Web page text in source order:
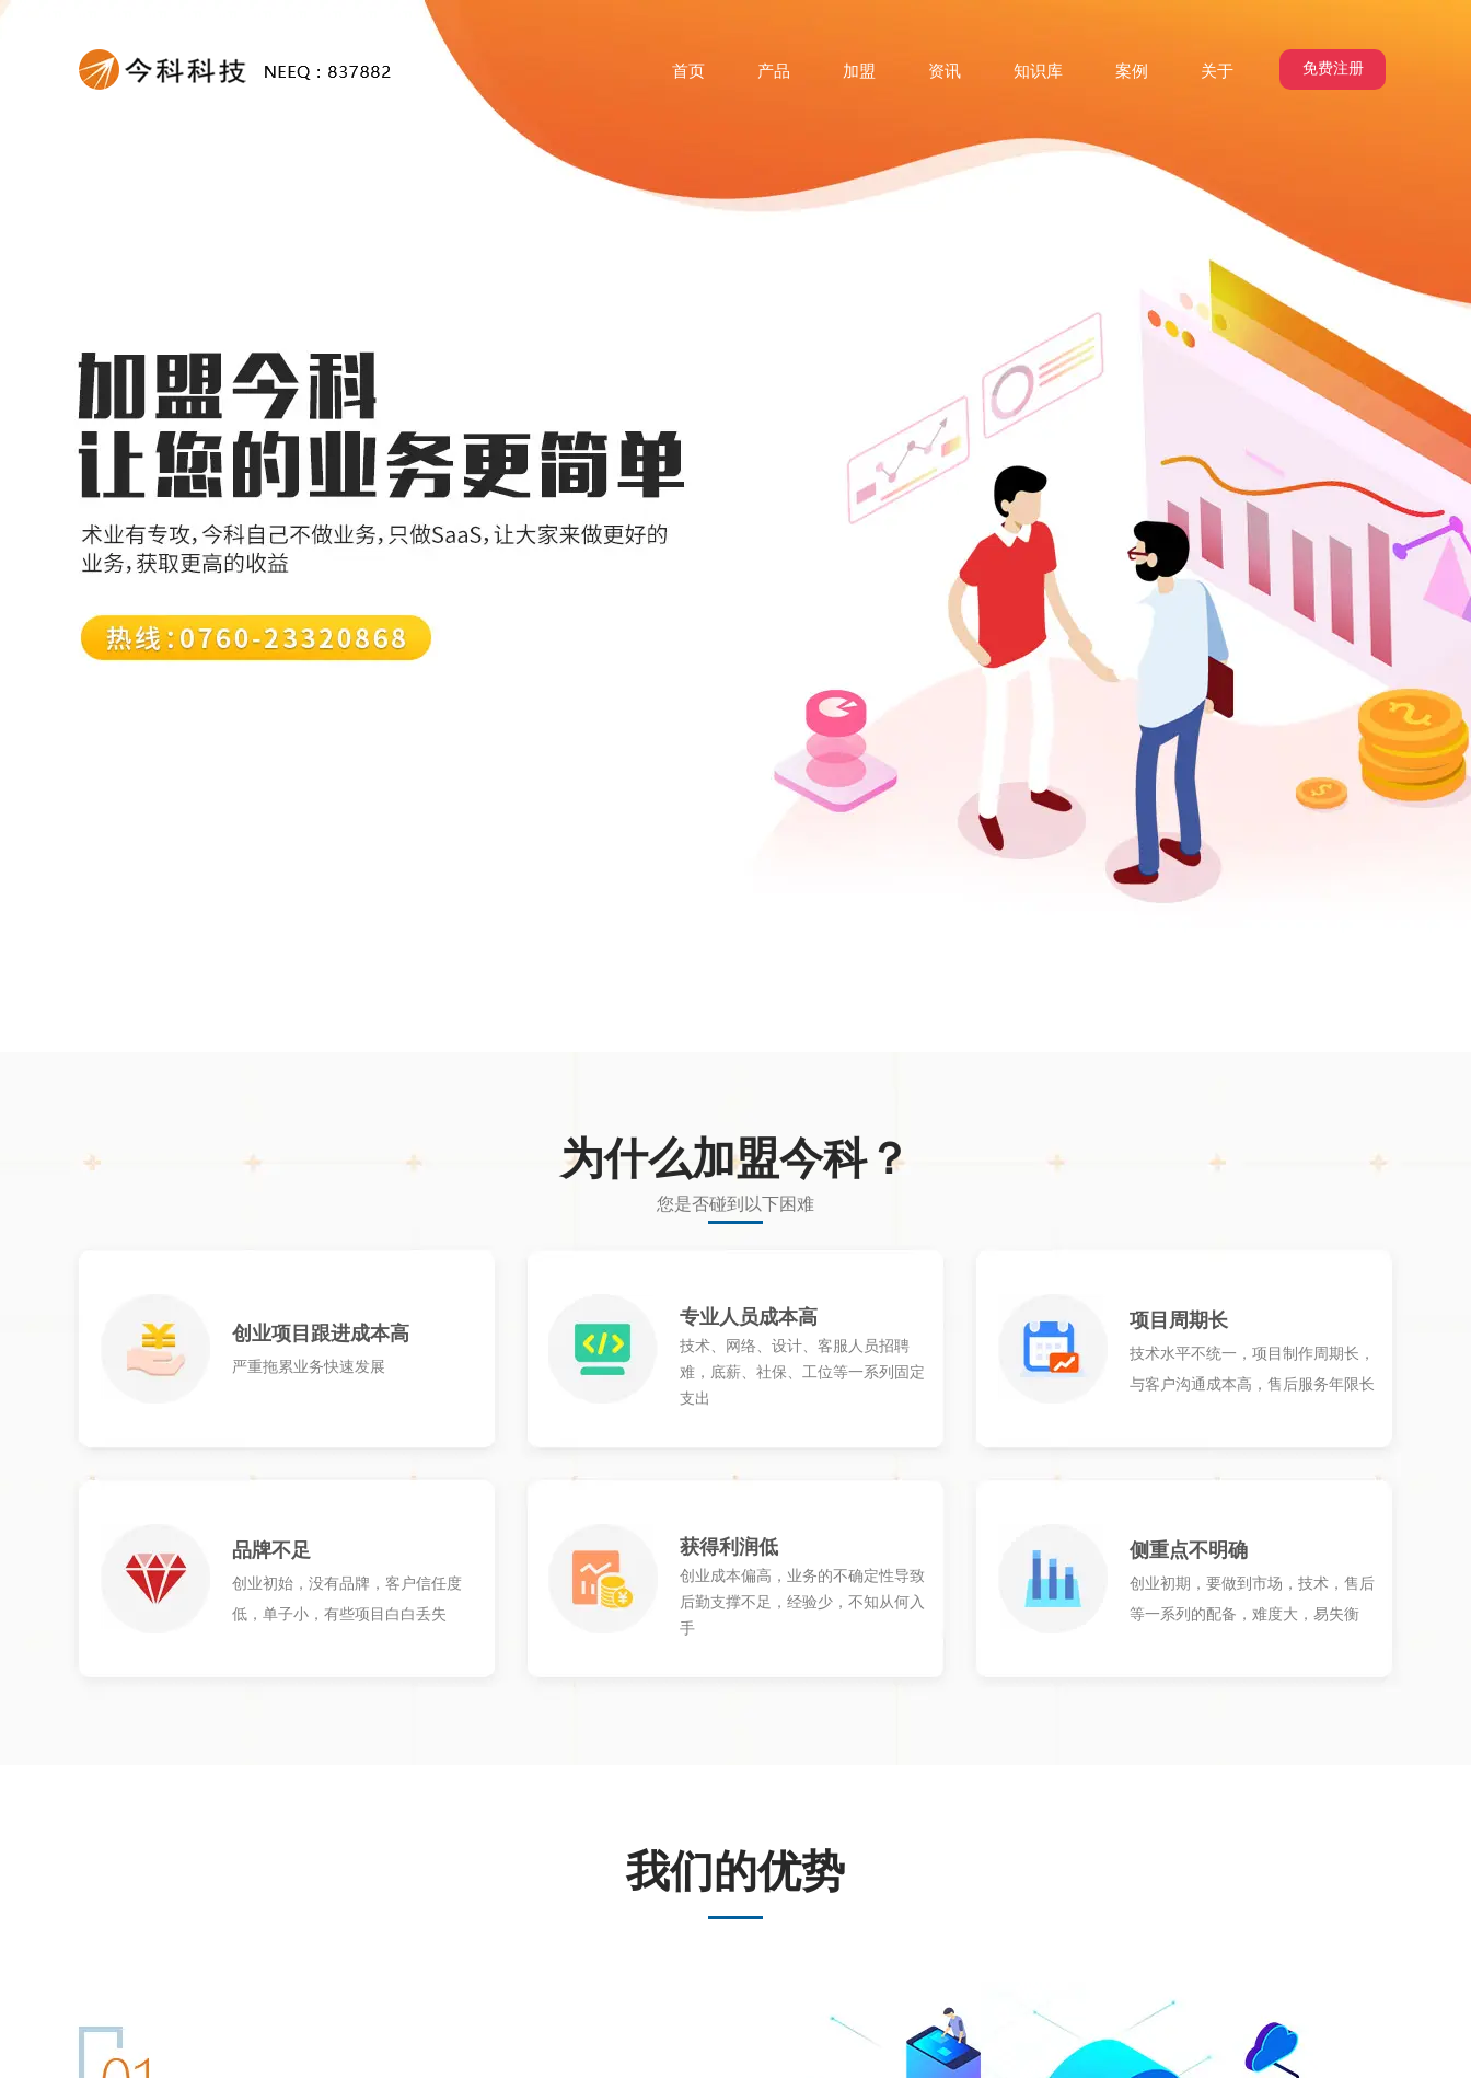
免费注册
首页 产品 加盟 资讯 知识库 案例 关于
为什么加盟今科？
您是否碰到以下困难
创业项目跟进成本高
严重拖累业务快速发展
专业人员成本高
技术、网络、设计、客服人员招聘
难，底薪、社保、工位等一系列固定
支出
项目周期长
技术水平不统一，项目制作周期长，
与客户沟通成本高，售后服务年限长
品牌不足
创业初始，没有品牌，客户信任度
低，单子小，有些项目白白丢失
获得利润低
创业成本偏高，业务的不确定性导致
后勤支撑不足，经验少，不知从何入
手
侧重点不明确
创业初期，要做到市场，技术，售后
等一系列的配备，难度大，易失衡
我们的优势